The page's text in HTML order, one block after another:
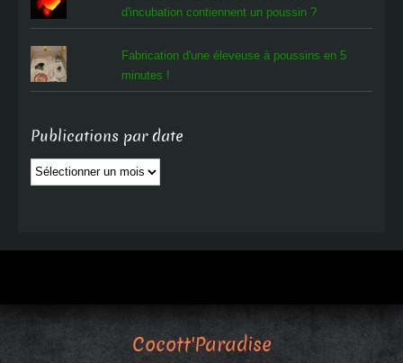
d'incubation contiennent un poussin ?
Fabrication d'une éleveuse à poussins en 5
minutes !
Publications par date
Publications
par
Cocott'Paradise